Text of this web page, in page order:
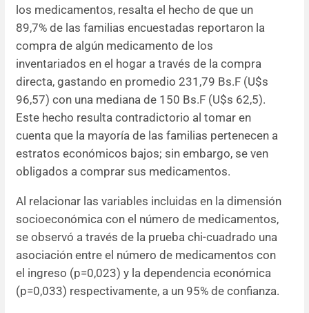
los medicamentos, resalta el hecho de que un
89,7% de las familias encuestadas reportaron la
compra de algún medicamento de los
inventariados en el hogar a través de la compra
directa, gastando en promedio 231,79 Bs.F (U$s
96,57) con una mediana de 150 Bs.F (U$s 62,5).
Este hecho resulta contradictorio al tomar en
cuenta que la mayoría de las familias pertenecen a
estratos económicos bajos; sin embargo, se ven
obligados a comprar sus medicamentos.
Al relacionar las variables incluidas en la dimensión
socioeconómica con el número de medicamentos,
se observó a través de la prueba chi-cuadrado una
asociación entre el número de medicamentos con
el ingreso (p=0,023) y la dependencia económica
(p=0,033) respectivamente, a un 95% de confianza.